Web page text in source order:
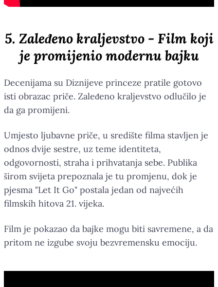
5. Zaleđeno kraljevstvo - Film koji
je promijenio modernu bajku
Decenijama su Diznijeve princeze pratile gotovo
isti obrazac priče. Zaleđeno kraljevstvo odlučilo je
da ga promijeni.
Umjesto ljubavne priče, u središte filma stavljen je
odnos dvije sestre, uz teme identiteta,
odgovornosti, straha i prihvatanja sebe. Publika
širom svijeta prepoznala je tu promjenu, dok je
pjesma "Let It Go" postala jedan od najvećih
filmskih hitova 21. vijeka.
Film je pokazao da bajke mogu biti savremene, a da
pritom ne izgube svoju bezvremensku emociju.